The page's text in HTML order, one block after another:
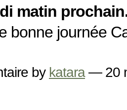
matin
bonne journée
by katara— 20